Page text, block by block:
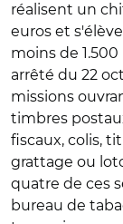
réalisent un
euros et
moins de
arrêté du 22
missions
timbres
fiscaux, colis,
grattage ou
quatre de ces
bureau de